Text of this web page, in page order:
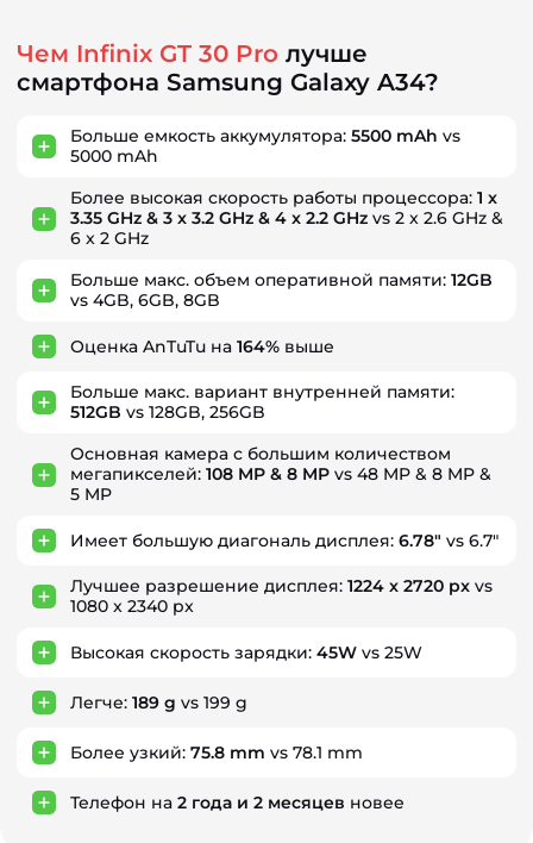
Чем Infinix GT 30 Pro лучше
смартфона Samsung Galaxy A34?
Больше емкость аккумулятора: 5500 mAh vs
5000 mAh
Более высокая скорость работы процессора: 1 x
3.35 GHz & 3 x 3.2 GHz & 4 x 2.2 GHz vs 2 x 2.6 GHz &
6 x 2 GHz
Больше макс. объем оперативной памяти: 12GB
vs 4GB, 6GB, 8GB
Оценка AnTuTu на 164% выше
Больше макс. вариант внутренней памяти:
512GB vs 128GB, 256GB
Основная камера с большим количеством
мегапикселей: 108 MP & 8 MP vs 48 MP & 8 MP &
5 MP
Имеет большую диагональ дисплея: 6.78" vs 6.7"
Лучшее разрешение дисплея: 1224 x 2720 px vs
1080 x 2340 px
Высокая скорость зарядки: 45W vs 25W
Легче: 189 g vs 199 g
Более узкий: 75.8 mm vs 78.1 mm
Телефон на 2 года и 2 месяцев новее